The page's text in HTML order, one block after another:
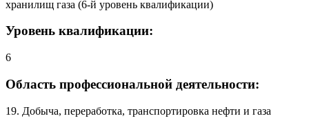
хранилищ газа (6-й уровень квалификации)
Уровень квалификации:
6
Область профессиональной деятельности:
19. Добыча, переработка, транспортировка нефти и газа